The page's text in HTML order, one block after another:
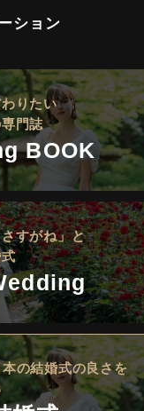
ション
りたい
門誌
BOOK
すがね」と
の結婚式の良さを